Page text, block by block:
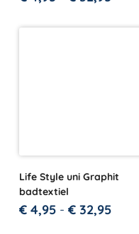
Life Style uni Graphit
badtextiel
€ 4,95 - € 32,95